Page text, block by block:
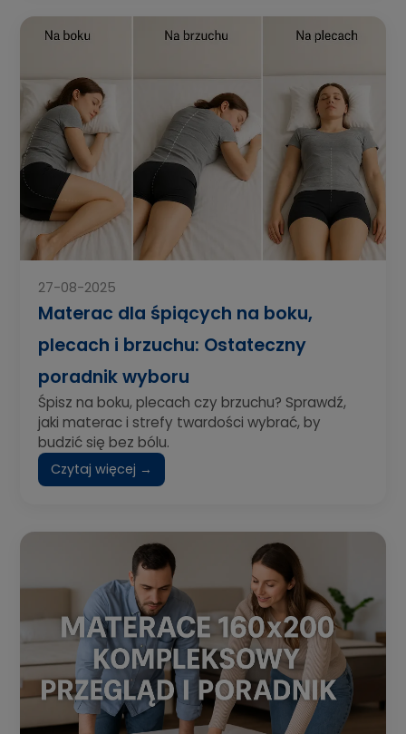
27-08-2025
Materac dla śpiących na boku,
plecach i brzuchu: Ostateczny
poradnik wyboru
Śpisz na boku, plecach czy brzuchu? Sprawdź,
jaki materac i strefy twardości wybrać, by
budzić się bez bólu.
Czytaj więcej →